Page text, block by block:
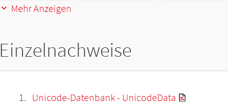
Mehr Anzeigen
Einzelnachweise
Unicode-Datenbank - UnicodeData